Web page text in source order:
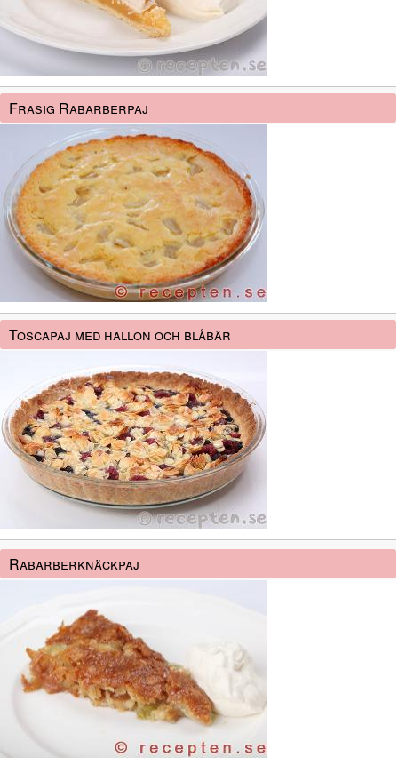
Frasig Rabarberpaj
Toscapaj med hallon och blåbär
Rabarberknäckpaj